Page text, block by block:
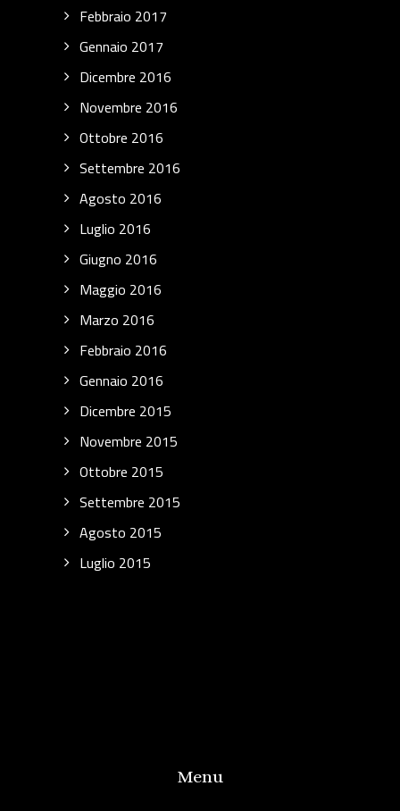
Febbraio 2017
Gennaio 2017
Dicembre 2016
Novembre 2016
Ottobre 2016
Settembre 2016
Agosto 2016
Luglio 2016
Giugno 2016
Maggio 2016
Marzo 2016
Febbraio 2016
Gennaio 2016
Dicembre 2015
Novembre 2015
Ottobre 2015
Settembre 2015
Agosto 2015
Luglio 2015
Menu